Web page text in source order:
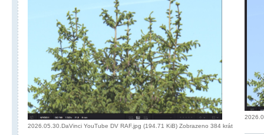
2026.05.30.DaVinci YouTube DV RAF.jpg (194.71 KiB) Zobrazeno 384 krát